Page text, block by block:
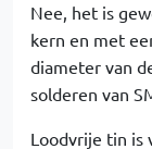
Nee, het is
kern en met
diameter van
solderen van
Loodvrije tin is